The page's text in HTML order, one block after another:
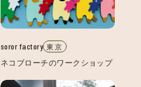
soror factory 東京
ネコブローチのワークショップ